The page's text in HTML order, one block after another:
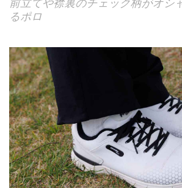
前立てや襟裏のチェック柄がオシ
るポロ